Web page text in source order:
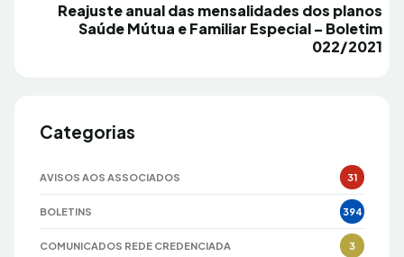
PróximoReajuste anual das mensalidades dos planos
Saúde Mútua e Familiar Especial – Boletim
022/2021
Categorias
AVISOS AOS ASSOCIADOS 31
BOLETINS 394
COMUNICADOS REDE CREDENCIADA 3